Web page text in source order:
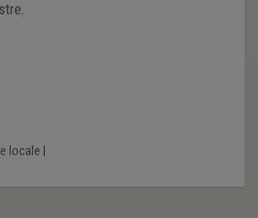
locale